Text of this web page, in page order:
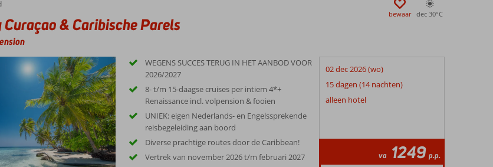
Curaçao & Caribische Parels
bewaar dec 30°C
WEGENS SUCCES TERUG IN HET AANBOD VOOR
2026/2027
8- t/m 15-daagse cruises per intiem 4*+
Renaissance incl. volpension & fooien
UNIEK: eigen Nederlands- en Engelssprekende
reisbegeleiding aan boord
Diverse prachtige routes door de Caribbean!
Vertrek van november 2026 t/m februari 2027
02 dec 2026 (wo)
15 dagen (14 nachten)
alleen hotel
va 1249 p.p.